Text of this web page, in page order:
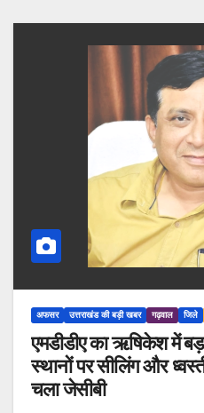
अफसर उत्तराखंड की बड़ी खबर गढ़वाल जिले
एमडीडीए का ऋषिकेश में
स्थानों पर सीलिंग और
चला जेसीबी